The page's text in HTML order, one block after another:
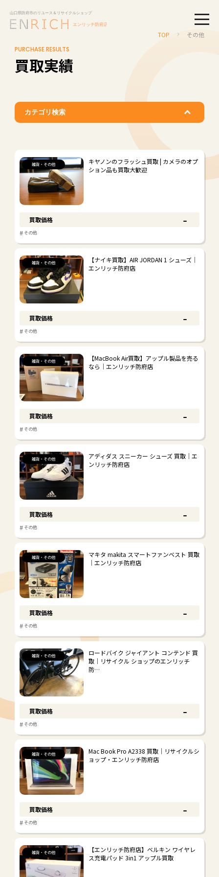
TOP その他
PURCHASE RESULTS
買取実績
カテゴリ検索
# ルイ・ヴィトン # エルメス
# シャネル # グッチ
# ディオール
# バレンシアガ
# プラダ
# 金プラチナ
# ノーブランドジュエリー
# カレライカレラ # その他
時計
# ロレックス
お酒
# ウイスキー # ブランデー
# その他
骨董品
# 陶磁器
# 生活雑貨 # 小型家電
# おもちゃ・楽器 # 電動工具
# その他
雑貨・その他
キヤノンのフラッシュ買取 | カメラのオプ
ション品も買取大歓迎
買取価格 -
# その他
雑貨・その他
【ナイキ買取】AIR JORDAN 1 シューズ｜
エンリッチ防府店
買取価格 -
# その他
雑貨・その他
【MacBook Air買取】アップル製品を売る
なら｜エンリッチ防府店
買取価格 -
# その他
雑貨・その他
アディダス スニーカー シューズ 買取｜エ
ンリッチ防府店
買取価格 -
# その他
雑貨・その他
マキタ makita スマートファンベスト 買取
｜エンリッチ防府店
買取価格 -
# その他
雑貨・その他
ロードバイク ジャイアント コンテンド 買
取｜リサイクル ショップのエンリッチ
防…
買取価格 -
# その他
雑貨・その他
Mac Book Pro A2338 買取｜リサイクルシ
ョップ・エンリッチ防府店
買取価格 -
# その他
雑貨・その他
【エンリッチ防府店】ベルキン ワイヤレ
ス充電パッド 3in1 アップル買取